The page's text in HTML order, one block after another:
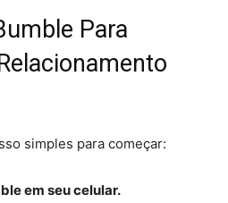
Para
simples para começar:
em seu celular.